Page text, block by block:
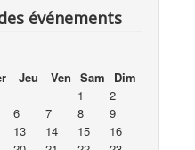
événements
Jeu Ven Sam
Dim
1
2
6 7 8
9
13 14 15
16